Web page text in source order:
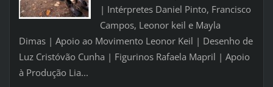
| Intérpretes Daniel Pinto, Francisco
Campos, Leonor keil e Mayla
Dimas | Apoio ao Movimento Leonor Keil | Desenho de
Luz Cristóvão Cunha | Figurinos Rafaela Mapril | Apoio
à Produção Lia...